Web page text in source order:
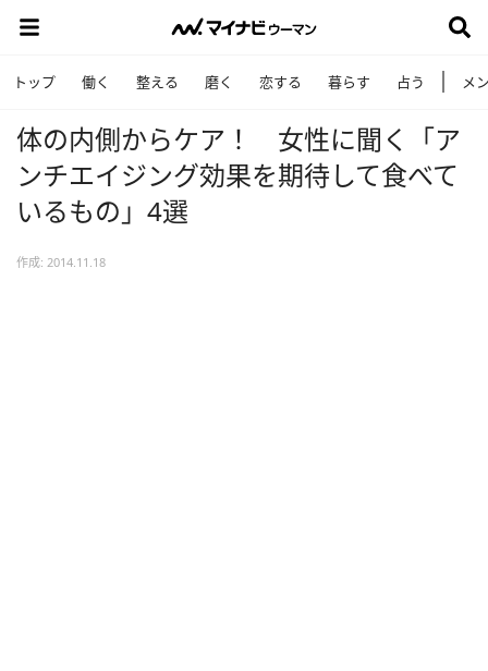
トップ 働く 整える 磨く 恋する 暮らす 占う メ
体の内側からケア！ 女性に聞く「ア
ンチエイジング効果を期待して食べて
いるもの」4選
作成: 2014.11.18